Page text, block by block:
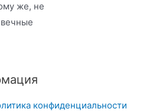
же, не
конфиденциальности